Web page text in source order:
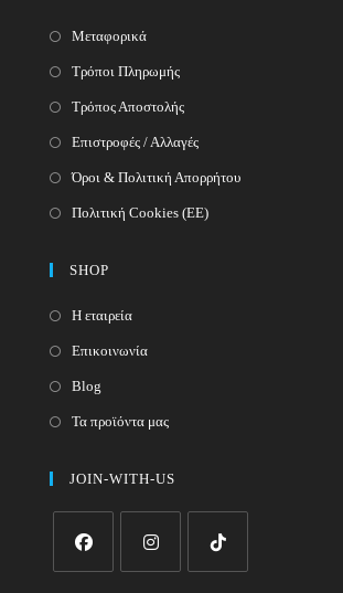
Μεταφορικά
Τρόποι Πληρωμής
Τρόπος Αποστολής
Επιστροφές / Αλλαγές
Όροι & Πολιτική Απορρήτου
Πολιτική Cookies (ΕΕ)
SHOP
Η εταιρεία
Επικοινωνία
Blog
Τα προϊόντα μας
JOIN-WITH-US